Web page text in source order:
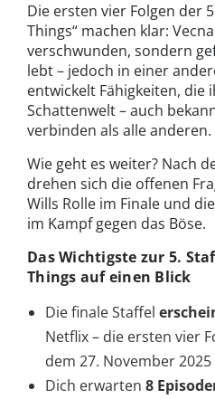
Die ersten vier Folgen der
Things“ machen klar:
verschwunden, sondern
lebt – jedoch in einer
entwickelt Fähigkeiten, die
Schattenwelt – auch
verbinden als alle anderen.
Wie geht es weiter? Nach
drehen sich die offenen
Wills Rolle im Finale und
im Kampf gegen das Böse.
Das Wichtigste zur 5.
Things auf einen Blick
Die finale Staffel
Netflix – die ersten vier
dem 27. November
Dich erwarten 8